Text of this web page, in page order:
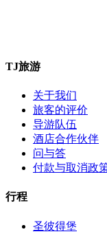
TJ旅游
关于我们
旅客的评价
导游队伍
酒店合作伙伴
问与答
付款与取消政
行程
圣彼得堡